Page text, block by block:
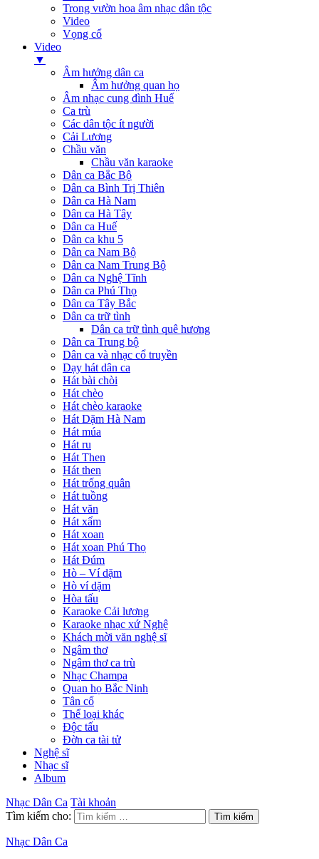
Trong vườn hoa âm nhạc dân tộc
Video
Vọng cổ
Video
▼
Âm hưởng dân ca
Âm hưởng quan họ
Âm nhạc cung đình Huế
Ca trù
Các dân tộc ít người
Cải Lương
Chầu văn
Chầu văn karaoke
Dân ca Bắc Bộ
Dân ca Bình Trị Thiên
Dân ca Hà Nam
Dân ca Hà Tây
Dân ca Huế
Dân ca khu 5
Dân ca Nam Bộ
Dân ca Nam Trung Bộ
Dân ca Nghệ Tĩnh
Dân ca Phú Thọ
Dân ca Tây Bắc
Dân ca trữ tình
Dân ca trữ tình quê hương
Dân ca Trung bộ
Dân ca và nhạc cổ truyền
Dạy hát dân ca
Hát bài chòi
Hát chèo
Hát chèo karaoke
Hát Dặm Hà Nam
Hát múa
Hát ru
Hát Then
Hát then
Hát trống quân
Hát tuồng
Hát văn
Hát xẩm
Hát xoan
Hát xoan Phú Thọ
Hát Đúm
Hò – Ví dặm
Hò ví dặm
Hòa tấu
Karaoke Cải lương
Karaoke nhạc xứ Nghệ
Khách mời văn nghệ sĩ
Ngâm thơ
Ngâm thơ ca trù
Nhạc Champa
Quan họ Bắc Ninh
Tân cổ
Thể loại khác
Độc tấu
Đờn ca tài tử
Nghệ sĩ
Nhạc sĩ
Album
Nhạc Dân Ca Tài khoản
Tìm kiếm cho:
Nhạc Dân Ca